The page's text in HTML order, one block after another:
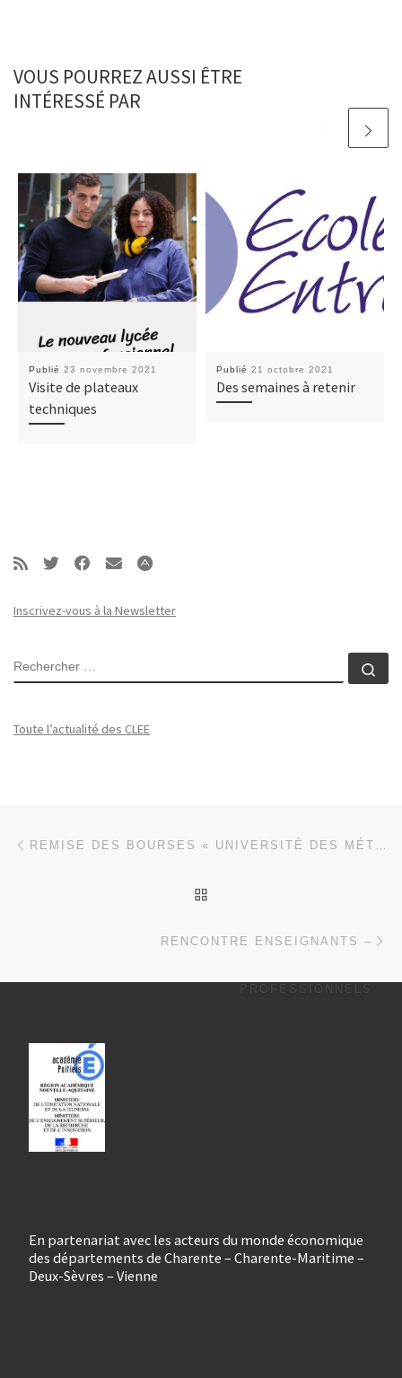
VOUS POURREZ AUSSI ÊTRE
INTÉRESSÉ PAR
Publié 23 novembre 2021
Visite de plateaux
techniques
Publié 21 octobre 2021
Des semaines à retenir
Inscrivez-vous à la Newsletter
RECHERCHER
Toute l’actualité des CLEE
Parcourir les articles
RENCONTRE ENSEIGNANTS –
En partenariat avec les acteurs du monde économique
des départements de Charente – Charente-Maritime –
Deux-Sèvres – Vienne